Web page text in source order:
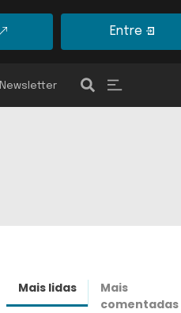
Entre
Newsletter
Mais lidas
Mais
comentadas